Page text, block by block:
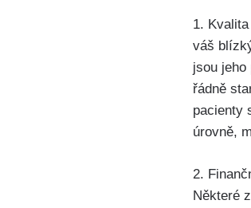
1.
váš
jsou jeho
řádně
pacienty
úrovně,
2.
Některé